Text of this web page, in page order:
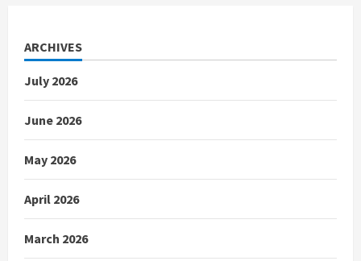
ARCHIVES
July 2026
June 2026
May 2026
April 2026
March 2026